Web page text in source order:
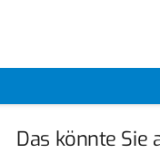
Das könnte Sie